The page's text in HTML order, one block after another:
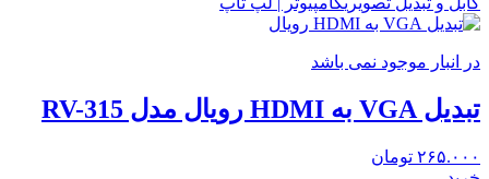
در انبار موجود نمی باشد
تبدیل VGA به HDMI رویال مدل RV-315
۲۶۵.۰۰۰ تومان